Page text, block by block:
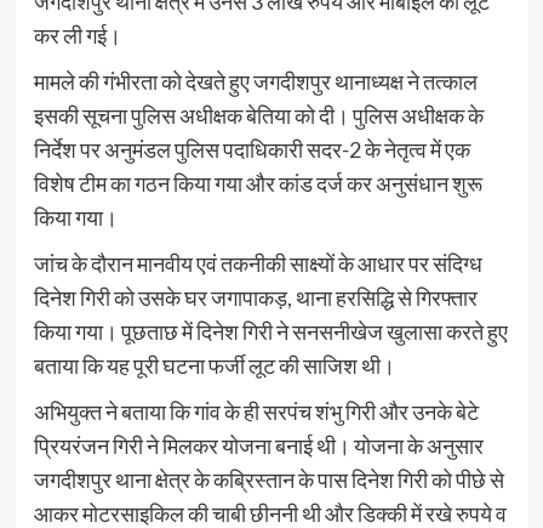
कर ली गई।
मामले की गंभीरता को देखते हुए जगदीशपुर थानाध्यक्ष ने तत्काल
इसकी सूचना पुलिस अधीक्षक बेतिया को दी। पुलिस अधीक्षक के
निर्देश पर अनुमंडल पुलिस पदाधिकारी सदर-2 के नेतृत्व में एक
विशेष टीम का गठन किया गया और कांड दर्ज कर अनुसंधान शुरू
किया गया।
जांच के दौरान मानवीय एवं तकनीकी साक्ष्यों के आधार पर संदिग्ध
दिनेश गिरी को उसके घर जगापाकड़, थाना हरसिद्धि से गिरफ्तार
किया गया। पूछताछ में दिनेश गिरी ने सनसनीखेज खुलासा करते हुए
बताया कि यह पूरी घटना फर्जी लूट की साजिश थी।
अभियुक्त ने बताया कि गांव के ही सरपंच शंभु गिरी और उनके बेटे
प्रियरंजन गिरी ने मिलकर योजना बनाई थी। योजना के अनुसार
जगदीशपुर थाना क्षेत्र के कब्रिस्तान के पास दिनेश गिरी को पीछे से
आकर मोटरसाइकिल की चाबी छीननी थी और डिक्की में रखे रुपये व